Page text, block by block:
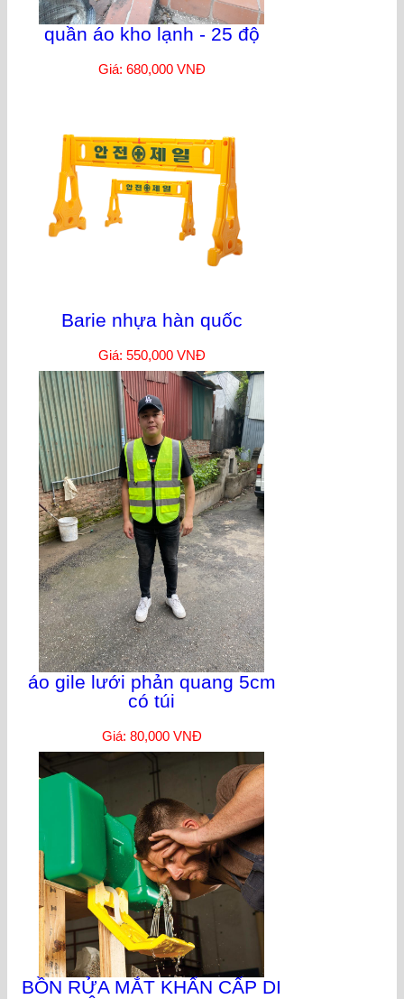
quần áo kho lạnh - 25 độ
Giá: 680,000 VNĐ
Barie nhựa hàn quốc
Giá: 550,000 VNĐ
áo gile lưới phản quang 5cm
có túi
Giá: 80,000 VNĐ
BỒN RỬA MẮT KHẨN CẤP DI